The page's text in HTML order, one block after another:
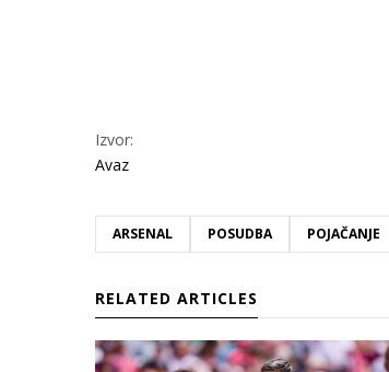
Izvor:
Avaz
ARSENAL POSUDBA POJAČANJE
RELATED ARTICLES